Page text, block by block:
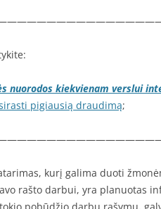
nuorodos kiekvienam verslui
pigiausią draudimą;
kurį galima duoti
rašto darbui, yra planuotas